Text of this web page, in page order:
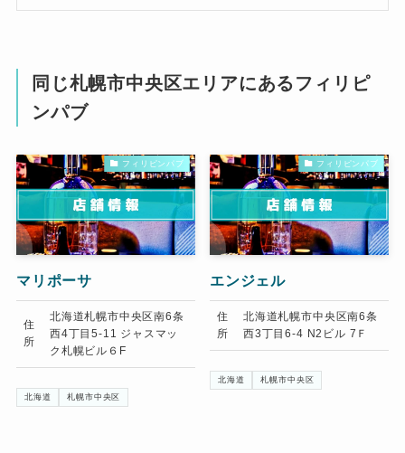
同じ札幌市中央区エリアにあるフィリピ
ンパブ
フィリピンパブ
マリポーサ
住
所
北海道札幌市中央区南6条
西4丁目5-11 ジャスマッ
ク札幌ビル６F
北海道 札幌市中央区
フィリピンパブ
エンジェル
住
所
北海道札幌市中央区南6条
西3丁目6-4 N2ビル 7Ｆ
北海道 札幌市中央区